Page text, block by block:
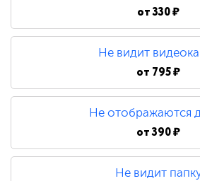
от330 ₽
Не видит
от 795 ₽
Не отображаются
от390 ₽
Не видит